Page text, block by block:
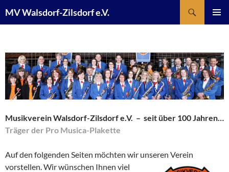
MV Walsdorf-Zilsdorf e.V.
Musikverein Walsdorf-Zilsdorf e.V. – seit über 100 Jahren…
Träger der Pro Musica-Plakette
Auf den folgenden Seiten möchten wir unseren Verein
vorstellen. Wir wünschen Ihnen viel